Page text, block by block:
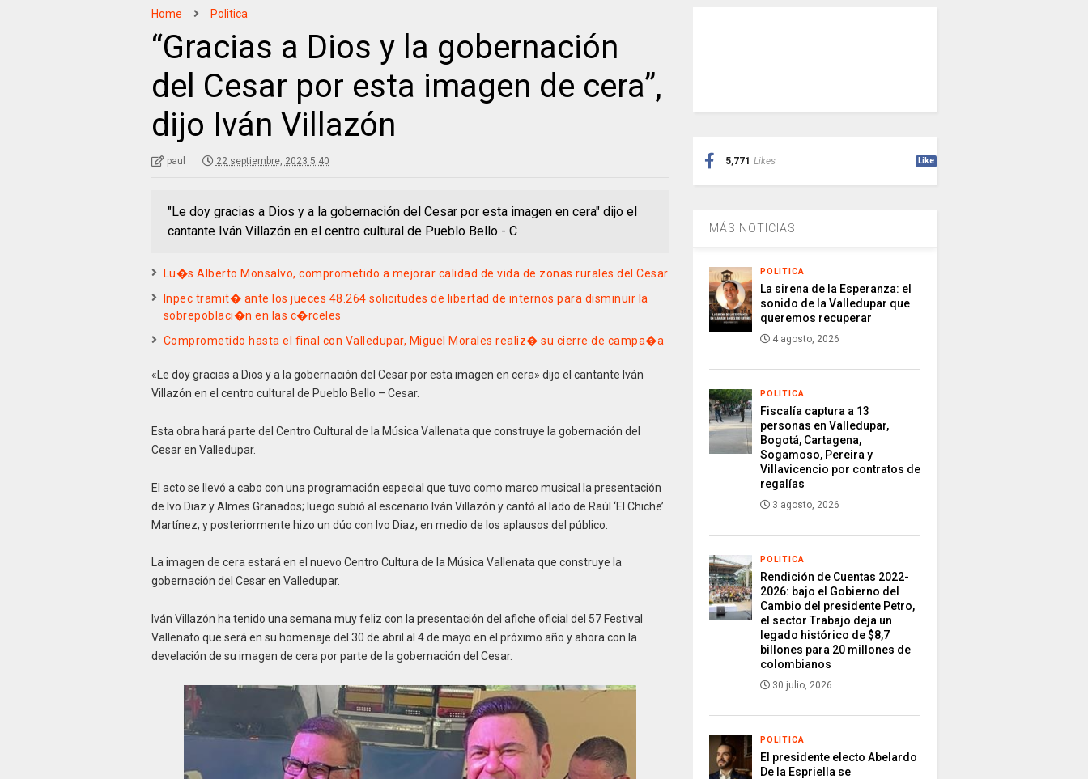
Home Politica
“Gracias a Dios y la gobernación
del Cesar por esta imagen de cera”,
dijo Iván Villazón
paul 22 septiembre, 2023 5:40
"Le doy gracias a Dios y a la gobernación del Cesar por esta imagen en cera" dijo el
cantante Iván Villazón en el centro cultural de Pueblo Bello - C
Lu�s Alberto Monsalvo, comprometido a mejorar calidad de vida de zonas rurales del Cesar
Inpec tramit� ante los jueces 48.264 solicitudes de libertad de internos para disminuir la
sobrepoblaci�n en las c�rceles
Comprometido hasta el final con Valledupar, Miguel Morales realiz� su cierre de campa�a
«Le doy gracias a Dios y a la gobernación del Cesar por esta imagen en cera» dijo el cantante Iván
Villazón en el centro cultural de Pueblo Bello – Cesar.
Esta obra hará parte del Centro Cultural de la Música Vallenata que construye la gobernación del
Cesar en Valledupar.
El acto se llevó a cabo con una programación especial que tuvo como marco musical la presentación
de Ivo Diaz y Almes Granados; luego subió al escenario Iván Villazón y cantó al lado de Raúl ‘El Chiche’
Martínez; y posteriormente hizo un dúo con Ivo Diaz, en medio de los aplausos del público.
La imagen de cera estará en el nuevo Centro Cultura de la Música Vallenata que construye la
gobernación del Cesar en Valledupar.
Iván Villazón ha tenido una semana muy feliz con la presentación del afiche oficial del 57 Festival
Vallenato que será en su homenaje del 30 de abril al 4 de mayo en el próximo año y ahora con la
develación de su imagen de cera por parte de la gobernación del Cesar.
5,771 Likes Like
MÁS NOTICIAS
POLITICA
La sirena de la Esperanza: el
sonido de la Valledupar que
queremos recuperar
4 agosto, 2026
POLITICA
Fiscalía captura a 13
personas en Valledupar,
Bogotá, Cartagena,
Sogamoso, Pereira y
Villavicencio por contratos de
regalías
3 agosto, 2026
POLITICA
Rendición de Cuentas 2022-
2026: bajo el Gobierno del
Cambio del presidente Petro,
el sector Trabajo deja un
legado histórico de $8,7
billones para 20 millones de
colombianos
30 julio, 2026
POLITICA
El presidente electo Abelardo
De la Espriella se